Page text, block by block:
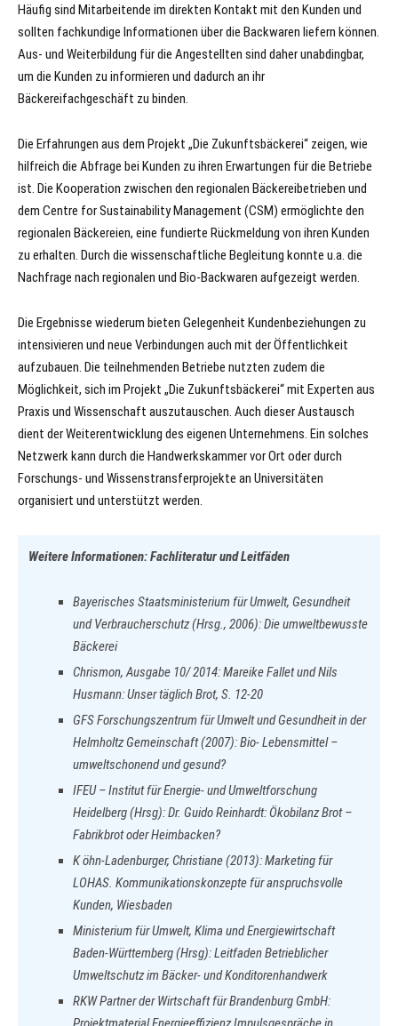
Häufig sind Mitarbeitende im direkten Kontakt mit den Kunden und
sollten fachkundige Informationen über die Backwaren liefern können.
Aus- und Weiterbildung für die Angestellten sind daher unabdingbar,
um die Kunden zu informieren und dadurch an ihr
Bäckereifachgeschäft zu binden.
Die Erfahrungen aus dem Projekt „Die Zukunftsbäckerei“ zeigen, wie
hilfreich die Abfrage bei Kunden zu ihren Erwartungen für die Betriebe
ist. Die Kooperation zwischen den regionalen Bäckereibetrieben und
dem Centre for Sustainability Management (CSM) ermöglichte den
regionalen Bäckereien, eine fundierte Rückmeldung von ihren Kunden
zu erhalten. Durch die wissenschaftliche Begleitung konnte u.a. die
Nachfrage nach regionalen und Bio-Backwaren aufgezeigt werden.
Die Ergebnisse wiederum bieten Gelegenheit Kundenbeziehungen zu
intensivieren und neue Verbindungen auch mit der Öffentlichkeit
aufzubauen. Die teilnehmenden Betriebe nutzten zudem die
Möglichkeit, sich im Projekt „Die Zukunftsbäckerei“ mit Experten aus
Praxis und Wissenschaft auszutauschen. Auch dieser Austausch
dient der Weiterentwicklung des eigenen Unternehmens. Ein solches
Netzwerk kann durch die Handwerkskammer vor Ort oder durch
Forschungs- und Wissenstransferprojekte an Universitäten
organisiert und unterstützt werden.
Weitere Informationen: Fachliteratur und Leitfäden
Bayerisches Staatsministerium für Umwelt, Gesundheit
und Verbraucherschutz (Hrsg., 2006): Die umweltbewusste
Bäckerei
Chrismon, Ausgabe 10/ 2014: Mareike Fallet und Nils
Husmann: Unser täglich Brot, S. 12-20
GFS Forschungszentrum für Umwelt und Gesundheit in der
Helmholtz Gemeinschaft (2007): Bio- Lebensmittel –
umweltschonend und gesund?
IFEU – Institut für Energie- und Umweltforschung
Heidelberg (Hrsg): Dr. Guido Reinhardt: Ökobilanz Brot –
Fabrikbrot oder Heimbacken?
K öhn-Ladenburger, Christiane (2013): Marketing für
LOHAS. Kommunikationskonzepte für anspruchsvolle
Kunden, Wiesbaden
Ministerium für Umwelt, Klima und Energiewirtschaft
Baden-Württemberg (Hrsg): Leitfaden Betrieblicher
Umweltschutz im Bäcker- und Konditorenhandwerk
RKW Partner der Wirtschaft für Brandenburg GmbH: